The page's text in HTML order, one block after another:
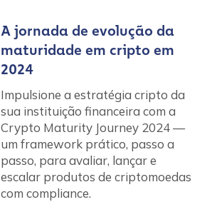
A jornada de evolução da
maturidade em cripto em
2024
Impulsione a estratégia cripto da
sua instituição financeira com a
Crypto Maturity Journey 2024 —
um framework prático, passo a
passo, para avaliar, lançar e
escalar produtos de criptomoedas
com compliance.